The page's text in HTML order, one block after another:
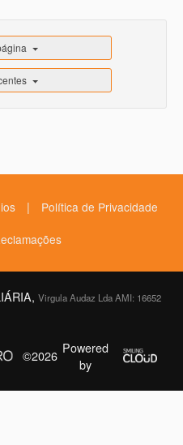
| Política de Privacidade
Virgula Audaz Lda AMI: 16652
©2026 Powered
by